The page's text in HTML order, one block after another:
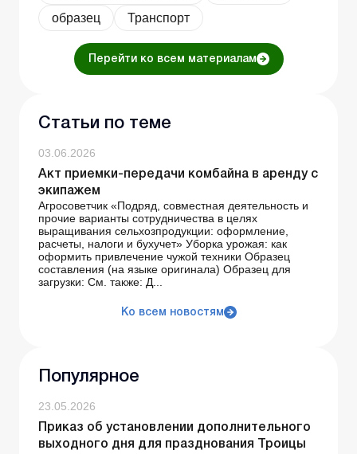
образец
Транспорт
Перейти ко всем материалам
Статьи по теме
03.06.2026
Акт приемки-передачи комбайна в аренду с
экипажем
Агросоветчик «Подряд, совместная деятельность и
прочие варианты сотрудничества в целях
выращивания сельхозпродукции: оформление,
расчеты, налоги и бухучет» Уборка урожая: как
оформить привлечение чужой техники Образец
составления (на языке оригинала) Образец для
загрузки: См. также: Д...
Ко всем новостям
Популярное
23.05.2026
Приказ об установлении дополнительного
выходного дня для празднования Троицы